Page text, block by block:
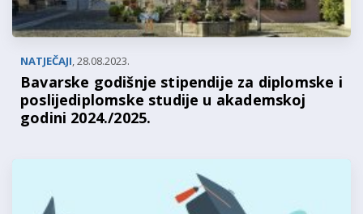
NATJEČAJI,28.08.2023.
Bavarske godišnje stipendije za diplomske i
poslijediplomske studije u akademskoj
godini 2024./2025.